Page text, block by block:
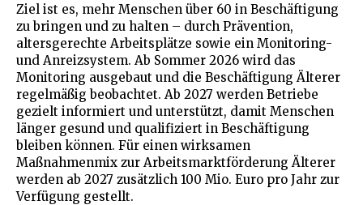
Ziel ist es, mehr Menschen über 60 in Beschäftigung
zu bringen und zu halten – durch Prävention,
altersgerechte Arbeitsplätze sowie ein Monitoring-
und Anreizsystem. Ab Sommer 2026 wird das
Monitoring ausgebaut und die Beschäftigung Älterer
regelmäßig beobachtet. Ab 2027 werden Betriebe
gezielt informiert und unterstützt, damit Menschen
länger gesund und qualifiziert in Beschäftigung
bleiben können. Für einen wirksamen
Maßnahmenmix zur Arbeitsmarktförderung Älterer
werden ab 2027 zusätzlich 100 Mio. Euro pro Jahr zur
Verfügung gestellt.